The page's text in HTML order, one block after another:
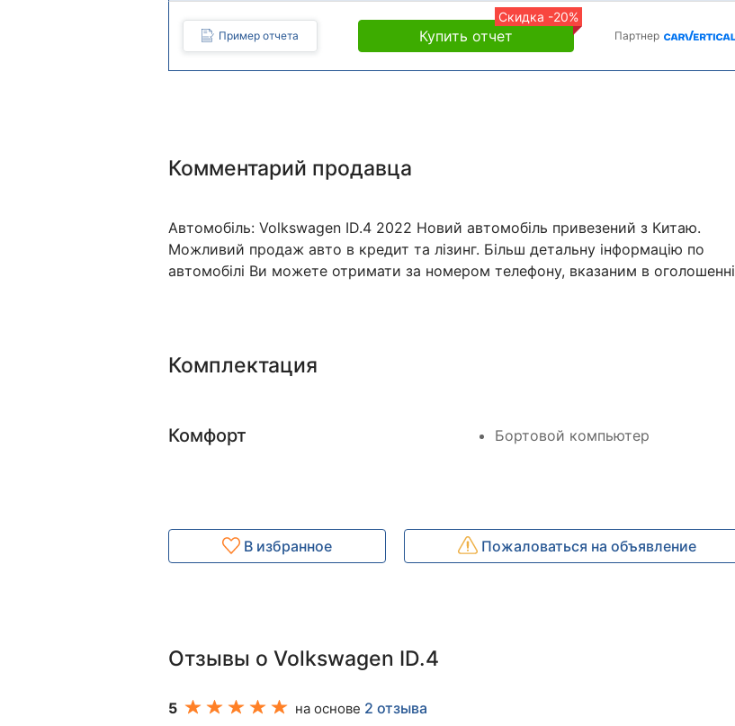
Пример отчета
Скидка -20%
Купить отчет Партнер
Комментарий продавца
Автомобіль: Volkswagen ID.4 2022 Новий автомобіль привезений з Китаю.
Можливий продаж авто в кредит та лізинг. Більш детальну інформацію по
автомобілі Ви можете отримати за номером телефону, вказаним в оголошенні
Комплектация
Комфорт Бортовой компьютер
В избранное Пожаловаться на объявление
Отзывы о Volkswagen ID.4
5 на основе 2 отзыва